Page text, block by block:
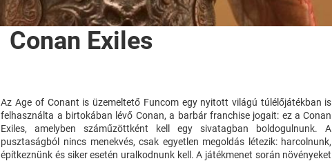
Conan Exiles
Az Age of Conant is üzemeltető Funcom egy nyitott világú túlélőjátékban is
felhasználta a birtokában lévő Conan, a barbár franchise jogait: ez a Conan
Exiles, amelyben száműzöttként kell egy sivatagban boldogulnunk. A
pusztaságból nincs menekvés, csak egyetlen megoldás létezik: harcolnunk,
építkeznünk és siker esetén uralkodnunk kell. A játékmenet során növényeket